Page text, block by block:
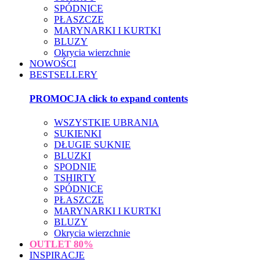
SPÓDNICE
PŁASZCZE
MARYNARKI I KURTKI
BLUZY
Okrycia wierzchnie
NOWOŚCI
BESTSELLERY
PROMOCJA click to expand contents
WSZYSTKIE UBRANIA
SUKIENKI
DŁUGIE SUKNIE
BLUZKI
SPODNIE
TSHIRTY
SPÓDNICE
PŁASZCZE
MARYNARKI I KURTKI
BLUZY
Okrycia wierzchnie
OUTLET 80%
INSPIRACJE